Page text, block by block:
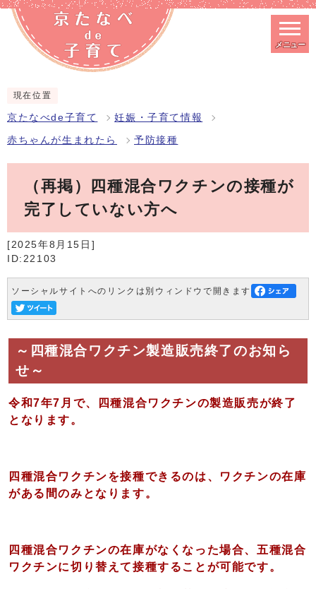
スマートフォン表示用の情報をスキップ
メニュー
現在位置
京たなべde子育て 妊娠・子育て情報
赤ちゃんが生まれたら 予防接種
（再掲）四種混合ワクチンの接種が
完了していない方へ
[2025年8月15日]
ID:22103
ソーシャルサイトへのリンクは別ウィンドウで開きます
～四種混合ワクチン製造販売終了のお知ら
せ～
令和7年7月で、四種混合ワクチンの製造販売が終了
となります。
四種混合ワクチンを接種できるのは、ワクチンの在庫
がある間のみとなります。
四種混合ワクチンの在庫がなくなった場合、五種混合
ワクチンに切り替えて接種することが可能です。